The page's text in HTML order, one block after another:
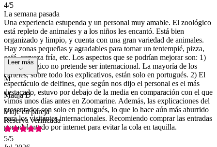
4/5
La semana pasada
Una experiencia estupenda y un personal muy amable. El zoológico
está repleto de animales y a los niños les encantó. Está bien
organizado y limpio, y cuenta con una gran variedad de animales.
Hay zonas pequeñas y agradables para tomar un tentempié, pizza,
café, cerveza fría, etc. Los aspectos que se podrían mejorar son: 1)
Este zoológico no pretende ser internacional. La mayoría de los
carteles, sobre todo los explicativos, están solo en portugués. 2) El
espectáculo de delfines, que según nos dijo el personal es el más
destacado, estuvo por debajo de la media en comparación con el que
vimos unos días antes en Zoomarine. Además, las explicaciones del
presentador son solo en portugués, lo que lo hace aún más aburrido
para los visitantes internacionales. Recomiendo comprar las entradas
por adelantado por internet para evitar la cola en taquilla.
Leer más
M
Matija D
Viaje en pareja
Reserva verificada
5/5